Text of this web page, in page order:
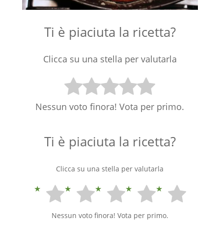
Ti è piaciuta la ricetta?
Clicca su una stella per valutarla
Nessun voto finora! Vota per primo.
Ti è piaciuta la ricetta?
Clicca su una stella per valutarla
Nessun voto finora! Vota per primo.